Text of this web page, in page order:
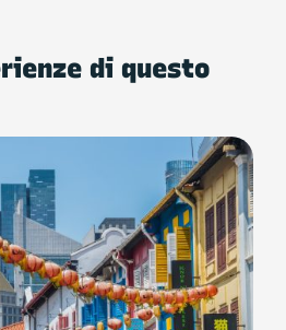
di questo